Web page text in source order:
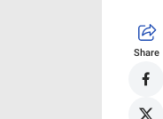
Share